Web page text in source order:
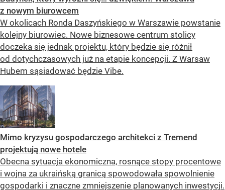
z nowym biurowcem
W okolicach Ronda Daszyńskiego w Warszawie powstanie
kolejny biurowiec. Nowe biznesowe centrum stolicy
doczeka się jednak projektu, który będzie się różnił
od dotychczasowych już na etapie koncepcji. Z Warsaw
Hubem sąsiadować będzie Vibe.
Mimo kryzysu gospodarczego architekci z Tremend
projektują nowe hotele
Obecna sytuacja ekonomiczna, rosnące stopy procentowe
i wojna za ukraińską granicą spowodowała spowolnienie
gospodarki i znaczne zmniejszenie planowanych inwestycji.